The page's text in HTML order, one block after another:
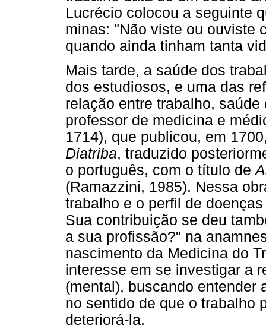
Lucrécio colocou a seguinte
minas: "Não viste ou ouviste
quando ainda tinham tanta
Mais tarde, a saúde dos
dos estudiosos, e uma das
relação entre trabalho,
professor de medicina e
1714), que publicou, em
Diatriba, traduzido
o português, com o título de
(Ramazzini, 1985). Nessa
trabalho e o perfil de
Sua contribuição se deu
a sua profissão?" na
nascimento da Medicina do
interesse em se investigar a
(mental), buscando entender
no sentido de que o trabalho
deteriorá-la.